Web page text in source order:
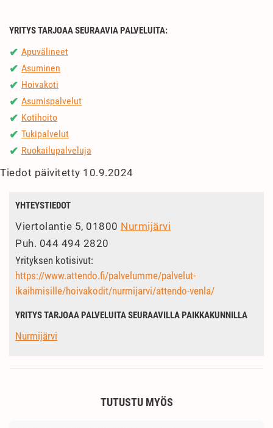
YRITYS TARJOAA SEURAAVIA PALVELUITA:
✔ Apuvälineet
✔ Asuminen
✔ Hoivakoti
✔ Asumispalvelut
✔ Kotihoito
✔ Tukipalvelut
✔ Ruokailupalveluja
Tiedot päivitetty 10.9.2024
YHTEYSTIEDOT
Viertolantie 5, 01800 Nurmijärvi
Puh. 044 494 2820
Yrityksen kotisivut:
https://www.attendo.fi/palvelumme/palvelut-
ikaihmisille/hoivakodit/nurmijarvi/attendo-venla/
YRITYS TARJOAA PALVELUITA SEURAAVILLA PAIKKAKUNNILLA
Nurmijärvi
TUTUSTU MYÖS